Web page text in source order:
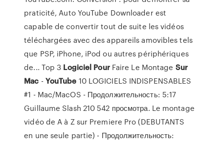
praticité, Auto YouTube Downloader est
capable de convertir tout de suite les vidéos
téléchargées avec des appareils amovibles tels
que PSP, iPhone, iPod ou autres périphériques
de... Top 3 Logiciel PourFaire Le Montage Sur
Mac -YouTube 10 LOGICIELS INDISPENSABLES
#1 - Mac/MacOS - Продолжительность: 5:17
Guillaume Slash 210 542 просмотра. Le montage
vidéo de A à Z sur Premiere Pro (DEBUTANTS
en une seule partie) - Продолжительность: